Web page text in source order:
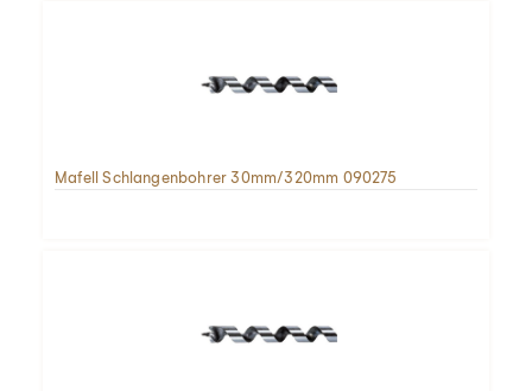
Mafell Schlangenbohrer 30mm/320mm 090275